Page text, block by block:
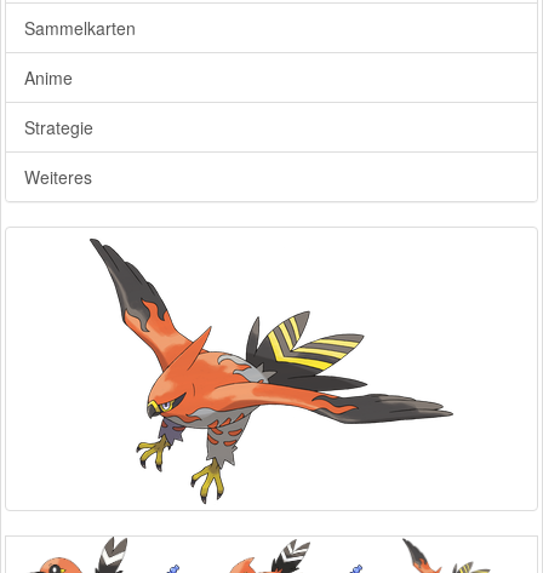
Sammelkarten
Anime
Strategie
Weiteres